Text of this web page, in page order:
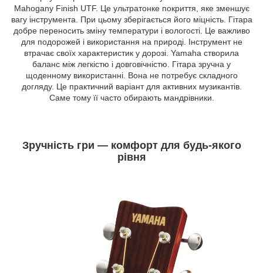
Mahogany Finish UTF. Це ультратонке покриття, яке зменшує
вагу інструмента. При цьому зберігається його міцність. Гітара
добре переносить зміну температури і вологості. Це важливо
для подорожей і використання на природі. Інструмент не
втрачає своїх характеристик у дорозі. Yamaha створила
баланс між легкістю і довговічністю. Гітара зручна у
щоденному використанні. Вона не потребує складного
догляду. Це практичний варіант для активних музикантів.
Саме тому її часто обирають мандрівники.
Зручність гри — комфорт для будь-якого
рівня